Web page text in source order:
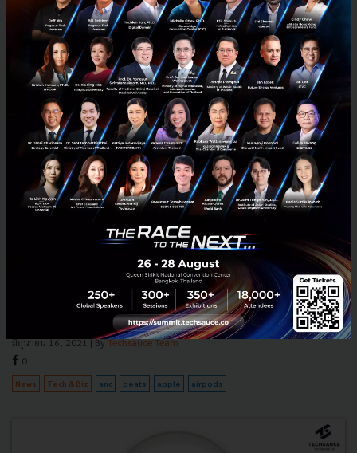
Apple เปิดตัว Beats Studio Buds หูฟังไร้สายรุ่นใหม่ ประชัน
แบรนด์ลูกของ Apple อย่าง Beats ได้ประกาศเปิดตัว Beats Studio Buds
หูฟังไร้สายรุ่นใหม่ ซึ่งวางขายแล้ววันนี้ ในราคา 149.99 ดอลลาร์สหรัฐฯ
(ประมาณ 4,700 บาท)...
มิถุนายน 16, 2021| ByTechsauce Team
0
News Tech & Biz anc beats apple airpods